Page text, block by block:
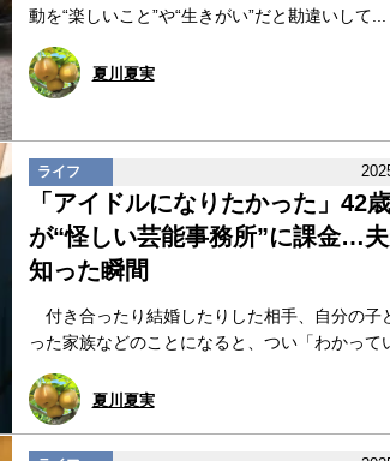
動を“楽しいこと”や“生きがい”だと勘違いして...
夏川夏実
ライフ
「アイドルになりたかった」42
が“怪しい芸能事務所”に課金…
知った瞬間
付き合ったり結婚したりした相手、自分の子
った家族などのことになると、つい「わかって
夏川夏実